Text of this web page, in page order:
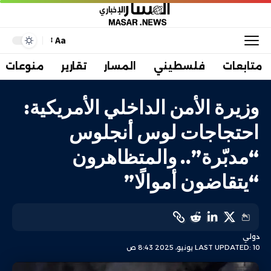
Aa
متابعات فلسطيني المسار تقارير منوعات
وزيرة الأمن الداخلي الأمريكية:
احتجاجات لوس أنجلوس
“مدبّرة”.. والمتظاهرون
“يتقاضون أموالًا”
LAST UPDATED: 10 يونيو، 2025 8:43 ص
دولي